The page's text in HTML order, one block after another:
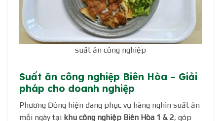
suất ăn công nghiệp
Suất ăn công nghiệp Biên Hòa – Giải
pháp cho doanh nghiệp
Phương Đông hiện đang phục vụ hàng nghìn suất ăn
mỗi ngày tại khu công nghiệp Biên Hòa 1 & 2, góp